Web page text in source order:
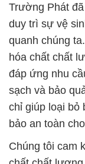
Trường Phát
duy trì sự vệ
quanh chúng
hóa chất chất
đáp ứng nhu
sạch và bảo
chỉ giúp loại bỏ
bảo an toàn
Chúng tôi cam